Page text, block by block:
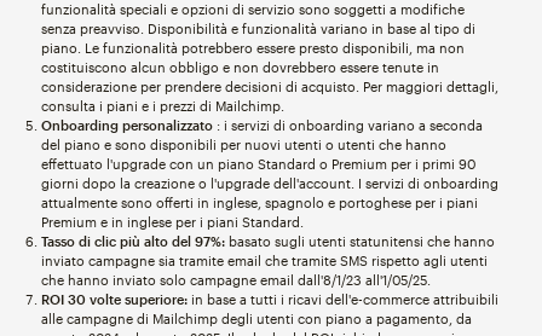
funzionalità speciali e opzioni di servizio sono soggetti a modifiche
senza preavviso. Disponibilità e funzionalità variano in base al tipo di
piano. Le funzionalità potrebbero essere presto disponibili, ma non
costituiscono alcun obbligo e non dovrebbero essere tenute in
considerazione per prendere decisioni di acquisto. Per maggiori dettagli,
consulta i piani e i prezzi di Mailchimp.
Onboarding personalizzato: i servizi di onboarding variano a seconda
del piano e sono disponibili per nuovi utenti o utenti che hanno
effettuato l'upgrade con un piano Standard o Premium per i primi 90
giorni dopo la creazione o l'upgrade dell'account. I servizi di onboarding
attualmente sono offerti in inglese, spagnolo e portoghese per i piani
Premium e in inglese per i piani Standard.
Tasso di clic più alto del 97%:basato sugli utenti statunitensi che hanno
inviato campagne sia tramite email che tramite SMS rispetto agli utenti
che hanno inviato solo campagne email dall'8/1/23 all'1/05/25.
ROI 30 volte superiore:in base a tutti i ricavi dell'e-commerce attribuibili
alle campagne di Mailchimp degli utenti con piano a pagamento, da